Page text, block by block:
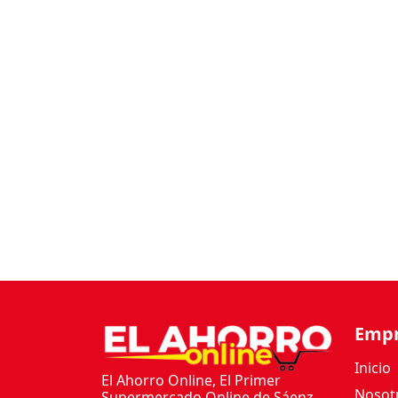
El Ahorro Online, El Primer
Inicio